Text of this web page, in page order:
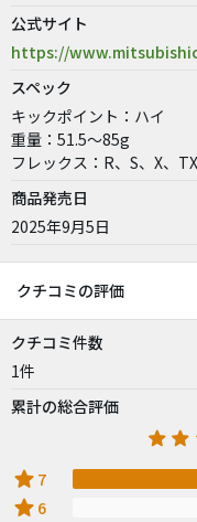
公式サイト
https://
スペック
キックポイント：ハイ
重量：51.5～85g
フレックス：R、S、X、TX
商品発売日
2025年9月5日
クチコミの評価
クチコミ件数
1件
累計の総合評価
star 7
star 6